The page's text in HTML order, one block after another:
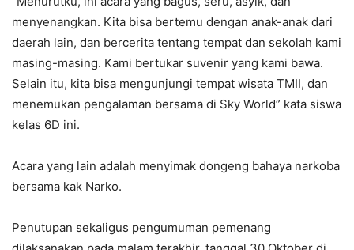
menyenangkan. Kita bisa bertemu dengan anak-anak dari
daerah lain, dan bercerita tentang tempat dan sekolah kami
masing-masing. Kami bertukar suvenir yang kami bawa.
Selain itu, kita bisa mengunjungi tempat wisata TMII, dan
menemukan pengalaman bersama di Sky World” kata siswa
kelas 6D ini.
Acara yang lain adalah menyimak dongeng bahaya narkoba
bersama kak Narko.
Penutupan sekaligus pengumuman pemenang